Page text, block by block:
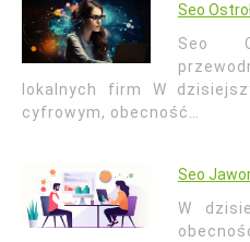
Seo
Seo
lokalnych firm W
cyfrowym, obecność…
Seo
W